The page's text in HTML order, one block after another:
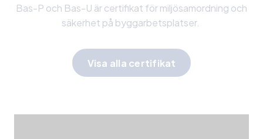
Bas-P och Bas-U är certifikat för miljösamordning och
säkerhet på byggarbetsplatser.
Visa alla certifikat